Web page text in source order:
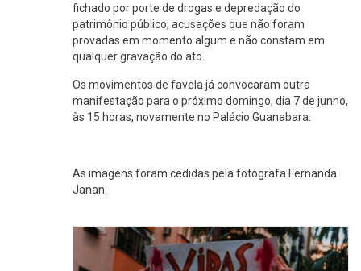
fichado por porte de drogas e depredação do
patrimônio público, acusações que não foram
provadas em momento algum e não constam em
qualquer gravação do ato.
Os movimentos de favela já convocaram outra
manifestação para o próximo domingo, dia 7 de junho,
às 15 horas, novamente no Palácio Guanabara.
As imagens foram cedidas pela fotógrafa Fernanda
Janan.